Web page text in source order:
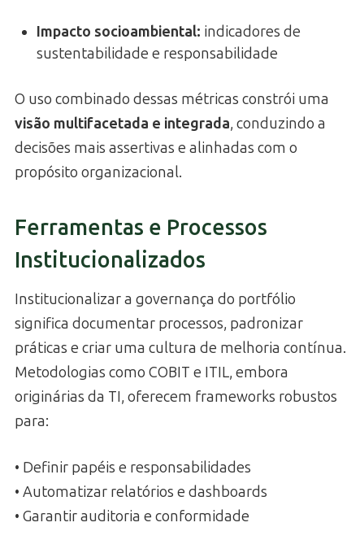
Impacto socioambiental: indicadores de
sustentabilidade e responsabilidade
O uso combinado dessas métricas constrói uma
visão multifacetada e integrada, conduzindo a
decisões mais assertivas e alinhadas com o
propósito organizacional.
Ferramentas e Processos
Institucionalizados
Institucionalizar a governança do portfólio
significa documentar processos, padronizar
práticas e criar uma cultura de melhoria contínua.
Metodologias como COBIT e ITIL, embora
originárias da TI, oferecem frameworks robustos
para:
• Definir papéis e responsabilidades
• Automatizar relatórios e dashboards
• Garantir auditoria e conformidade